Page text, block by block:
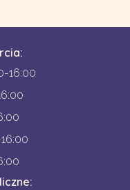
16:00